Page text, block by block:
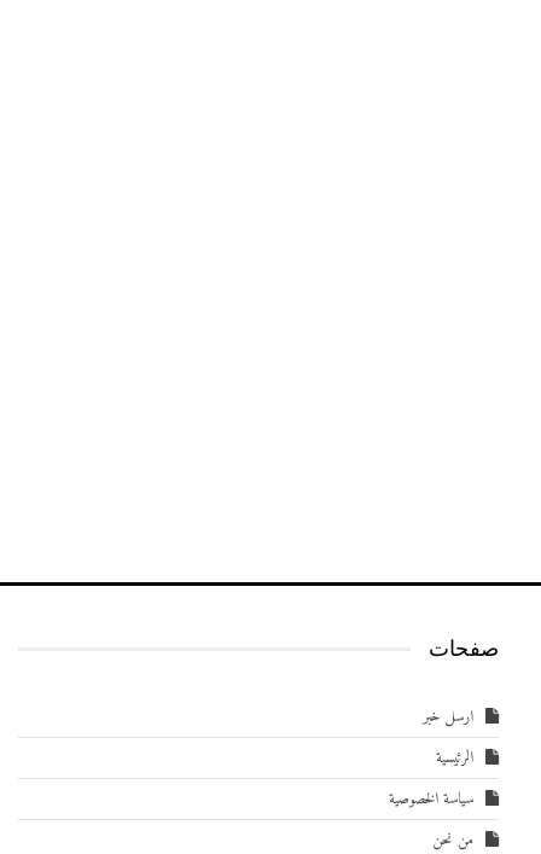
صفحات
ارسل خبر
الرئيسية
سياسة الخصوصية
من نحن